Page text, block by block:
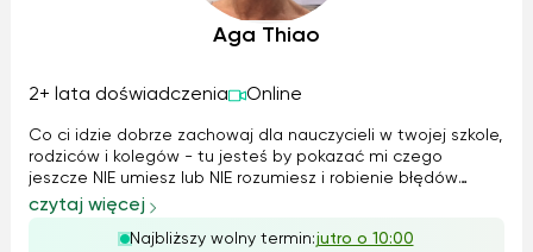
Aga Thiao
2+ lata doświadczenia Online
Co ci idzie dobrze zachowaj dla nauczycieli w twojej szkole,
rodziców i kolegów - tu jesteś by pokazać mi czego
jeszcze NIE umiesz lub NIE rozumiesz i robienie błędów
wskaże mi co wyjaśnić, wytłumaczyć i wyćwiczyć w
praktyce, by nowa wiedza czy umiejętności utrwaliły się.
Moje podejście jest bardzo ...
czytaj więcej
Najbliższy wolny termin:jutro o 10:00